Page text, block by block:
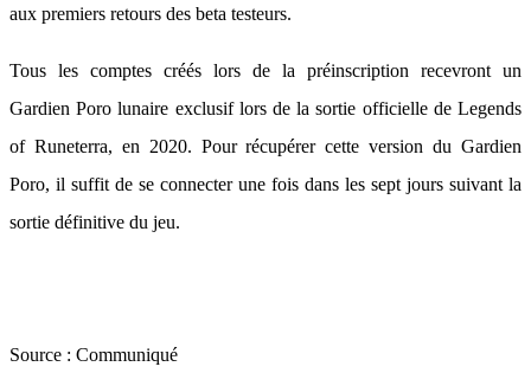
aux premiers retours des beta testeurs.
Tous les comptes créés lors de la préinscription recevront un
Gardien Poro lunaire exclusif lors de la sortie officielle de Legends
of Runeterra, en 2020. Pour récupérer cette version du Gardien
Poro, il suffit de se connecter une fois dans les sept jours suivant la
sortie définitive du jeu.
Source : Communiqué